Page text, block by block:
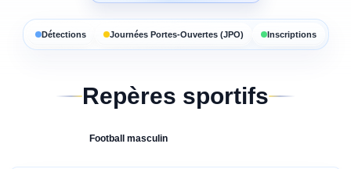
Détections Journées Portes-Ouvertes (JPO) Inscriptions
Repères sportifs
Football masculin